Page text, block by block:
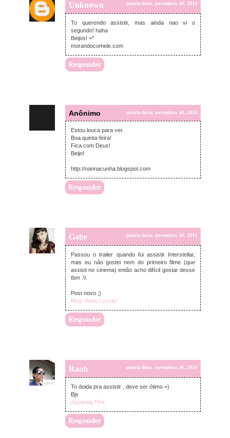
Unknown quinta-feira, novembro 20, 2014
To querendo assistir, mas ainda nao vi o
segundo! haha
Beijos! =*
morandocomele.com
Responder
Anônimo quinta-feira, novembro 20, 2014
Estou louca para ver.
Boa quinta-feira!
Fica com Deus!
Beijo!
http://nannacunha.blogspot.com
Responder
Gabe quinta-feira, novembro 20, 2014
Passou o trailer quando fui assistir Interstellar,
mas eu não gostei nem do primeiro filme (que
assisti no cinema) então acho difícil gostar desse
tbm :\\
Post novo ;)
Blog: Wow, Lovely!
Responder
Raah quinta-feira, novembro 20, 2014
To doida pra assistir , deve ser ótimo =)
Bjs
Aquarela Pink
Responder